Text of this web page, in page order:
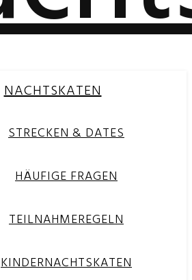
NACHTSKATEN
STRECKEN & DATES
HÄUFIGE FRAGEN
TEILNAHMEREGELN
KINDERNACHTSKATEN